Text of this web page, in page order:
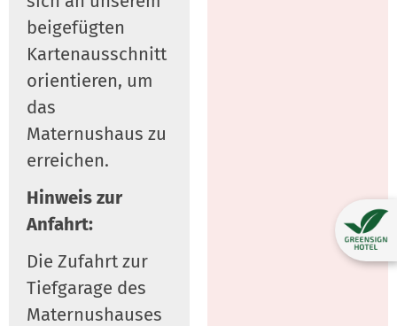
beigefügten
Kartenausschnitt
orientieren, um
das
Maternushaus zu
erreichen.
Hinweis zur
Anfahrt:
Die Zufahrt zur
Tiefgarage des
Maternushauses